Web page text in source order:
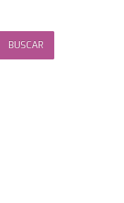
BUSCAR